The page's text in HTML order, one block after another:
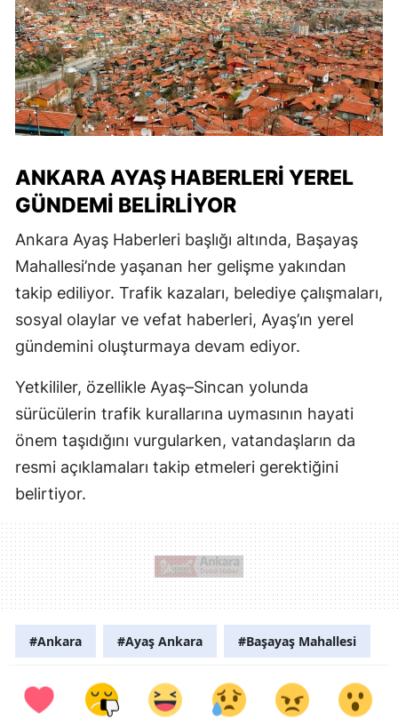
ANKARA AYAŞ HABERLERI YEREL
GÜNDEMI BELIRLIYOR
Ankara Ayaş Haberleri başlığı altında, Başayaş
Mahallesi’nde yaşanan her gelişme yakından
takip ediliyor. Trafik kazaları, belediye çalışmaları,
sosyal olaylar ve vefat haberleri, Ayaş’ın yerel
gündemini oluşturmaya devam ediyor.
Yetkililer, özellikle Ayaş–Sincan yolunda
sürücülerin trafik kurallarına uymasının hayati
önem taşıdığını vurgularken, vatandaşların da
resmi açıklamaları takip etmeleri gerektiğini
belirtiyor.
#Ankara #Ayaş Ankara #Başayaş Mahallesi